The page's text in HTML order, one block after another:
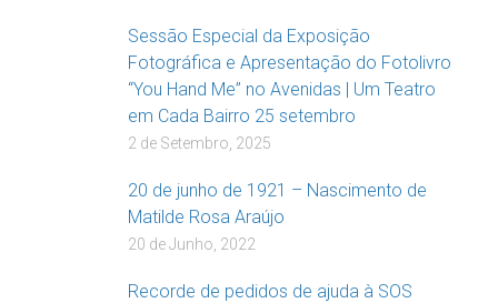
Sessão Especial da Exposição
Fotográfica e Apresentação do Fotolivro
“You Hand Me” no Avenidas | Um Teatro
em Cada Bairro 25 setembro
2 de Setembro, 2025
20 de junho de 1921 – Nascimento de
Matilde Rosa Araújo
20 de Junho, 2022
Recorde de pedidos de ajuda à SOS